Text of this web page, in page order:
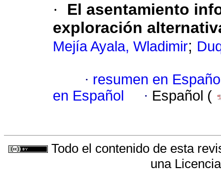
·
El asentamiento
exploración
Mejía Ayala, Wladimir;
· resumen en
en Español
· Español (
Todo el contenido de esta
una